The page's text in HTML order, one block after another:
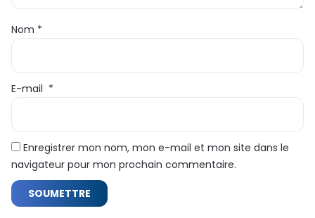
Nom *
E-mail *
Enregistrer mon nom, mon e-mail et mon site dans le
navigateur pour mon prochain commentaire.